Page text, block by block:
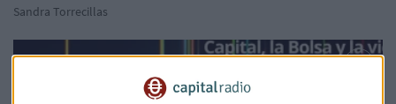
Sandra Torrecillas